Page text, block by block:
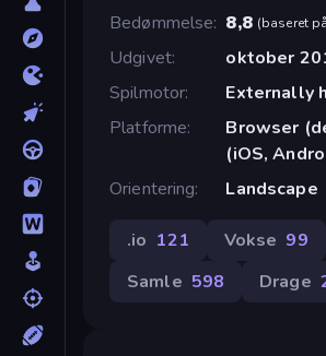
Bedømmelse 8,8 (baseret
Udgivet
oktober
Spilmotor
Externally
Platforme
Browser
(iOS,
Orientering
Landscape
.io 121 Vokse 99
Samle 598 Drage